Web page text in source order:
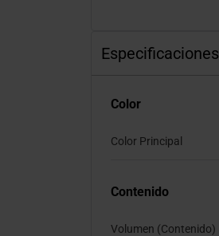
Especificaciones
Color
Color Principal
Contenido
Volumen (Contenido)